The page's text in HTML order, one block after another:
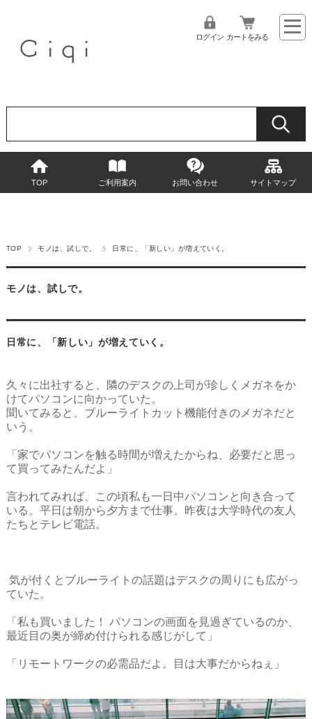
ログイン カートをみる
TOP ご利用案内 お問い合わせ サイトマップ
TOP モノは、試しで。 日常に、「新しい」が増えていく。
モノは、試しで。
日常に、「新しい」が増えていく。
久々に出社すると、隣のデスクの上司が珍しくメガネをか
けてパソコンに向かっていた。
聞いてみると、ブルーライトカット機能付きのメガネだと
いう。
「家でパソコンを触る時間が増えたからね、必要だと思っ
て買ってみたんだよ」
言われてみれば、この頃私も一日中パソコンと向き合って
いる。 平日は朝から夕方まで仕事。昨夜は大学時代の友人
たちとテレビ電話。
気が付くとブルーライトの話題はデスクの周りにも広がっ
ていた。
「私も買いました！ パソコンの画面を見過ぎているのか、
最近目の奥が締め付けられる感じがして」
「リモートワークの必需品だよ。目は大事だからねぇ」